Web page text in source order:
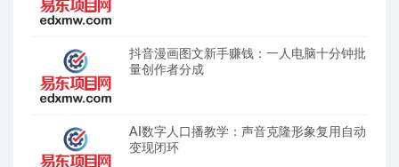
抖音漫画图文新手赚钱：一人电脑十分钟批
量创作者分成
AI数字人口播教学：声音克隆形象复用自动
变现闭环